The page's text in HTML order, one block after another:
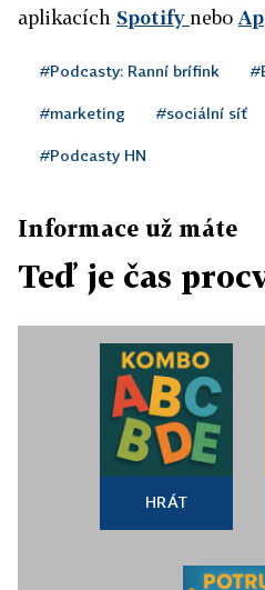
aplikacích Spotifynebo
#Podcasty: Ranní brífink
#marketing #sociální síť
#Podcasty HN
Informace už máte
Teď je čas
HRÁT